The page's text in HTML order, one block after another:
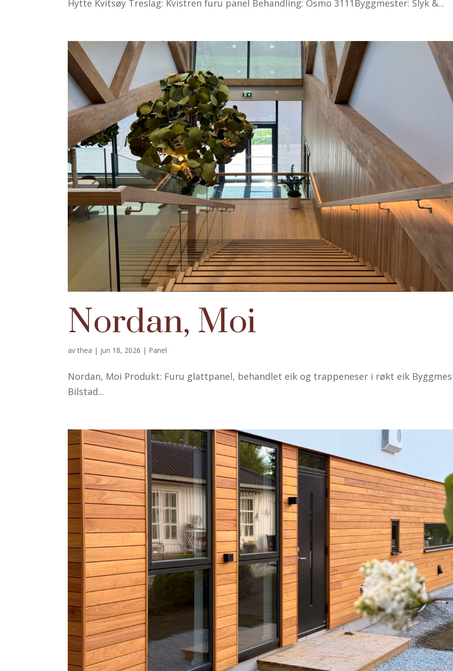
Hytte Kvitsøy Treslag: Kvistren furu panel Behandling: Osmo 3111Byggmester: Slyk &...
Nordan, Moi
avthea | jun 18, 2026 | Panel
Nordan, Moi Produkt: Furu glattpanel, behandlet eik og trappeneser i røkt eik
Bilstad...